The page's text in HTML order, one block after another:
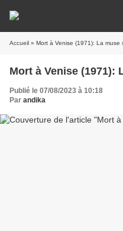
Accueil » Mort à Venise (1971): La muse
Mort à Venise (1971):
Publié le 07/08/2023 à 10:18
Par andika